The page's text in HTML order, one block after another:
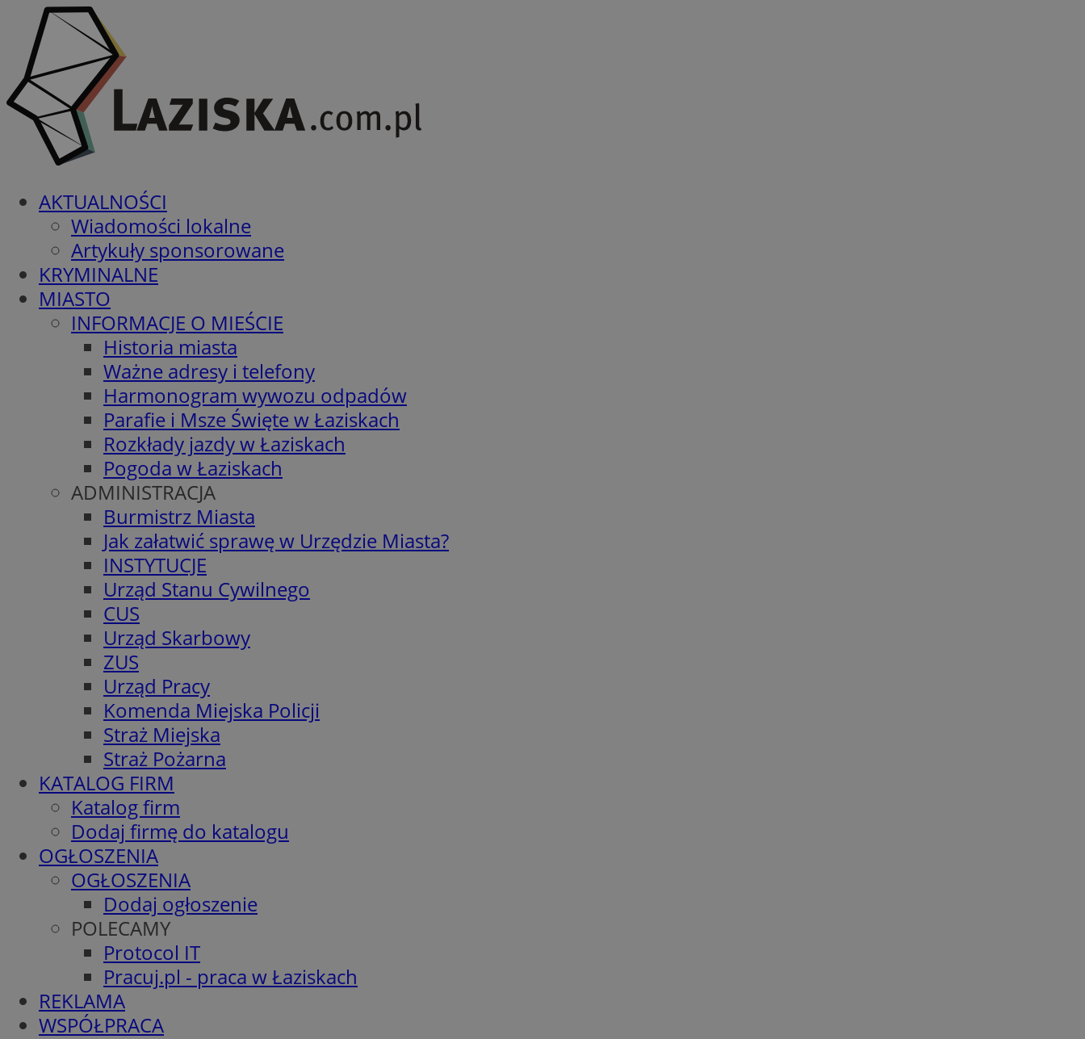
AKTUALNOŚCI
Wiadomości lokalne
Artykuły sponsorowane
KRYMINALNE
MIASTO
INFORMACJE O MIEŚCIE
Historia miasta
Ważne adresy i telefony
Harmonogram wywozu odpadów
Parafie i Msze Święte w Łaziskach
Rozkłady jazdy w Łaziskach
Pogoda w Łaziskach
ADMINISTRACJA
Burmistrz Miasta
Jak załatwić sprawę w Urzędzie Miasta?
INSTYTUCJE
Urząd Stanu Cywilnego
CUS
Urząd Skarbowy
ZUS
Urząd Pracy
Komenda Miejska Policji
Straż Miejska
Straż Pożarna
KATALOG FIRM
Katalog firm
Dodaj firmę do katalogu
OGŁOSZENIA
OGŁOSZENIA
Dodaj ogłoszenie
POLECAMY
Protocol IT
Pracuj.pl - praca w Łaziskach
REKLAMA
WSPÓŁPRACA